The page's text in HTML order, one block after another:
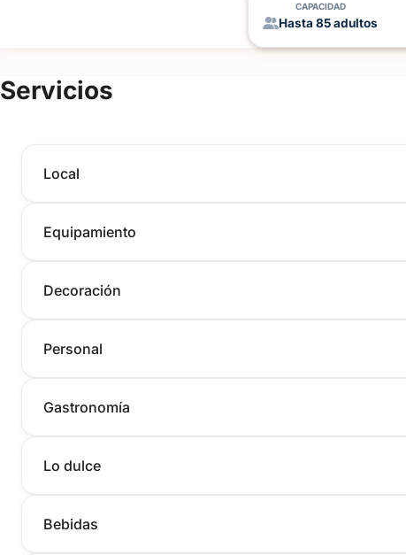
CAPACIDAD
Hasta 85 adultos
Servicios
Local
Equipamiento
Decoración
Personal
Gastronomía
Lo dulce
Bebidas